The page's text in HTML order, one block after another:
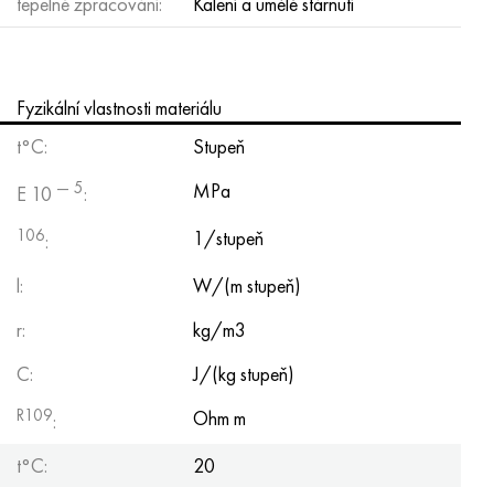
Fyzikální vlastnosti materiálu
t°С:
Stupeň
E 10 — 5: MPa
106:
1/stupeň
l:
W/(m stupeň)
r:
kg/m3
C:
J/(kg stupeň)
R109:
Ohm m
t°С:
20